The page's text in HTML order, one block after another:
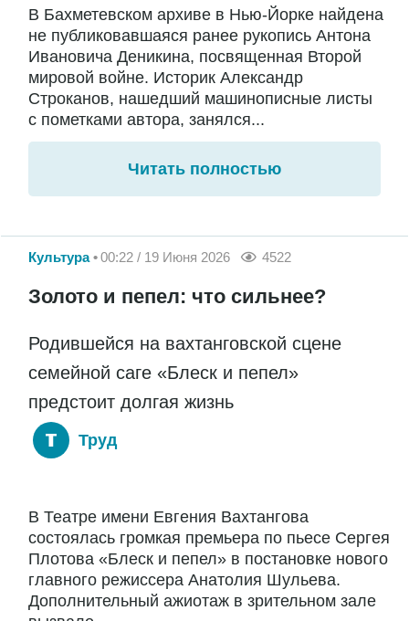
В Бахметевском архиве в Нью-Йорке найдена
не публиковавшаяся ранее рукопись Антона
Ивановича Деникина, посвященная Второй
мировой войне. Историк Александр
Строканов, нашедший машинописные листы
с пометками автора, занялся...
Читать полностью
Культура 00:22 / 19 Июня 2026 4522
Золото и пепел: что сильнее?
Родившейся на вахтанговской сцене
семейной саге «Блеск и пепел»
предстоит долгая жизнь
Труд
В Театре имени Евгения Вахтангова
состоялась громкая премьера по пьесе Сергея
Плотова «Блеск и пепел» в постановке нового
главного режиссера Анатолия Шульева.
Дополнительный ажиотаж в зрительном зале